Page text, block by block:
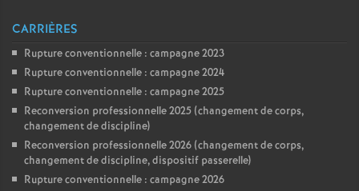
CARRIÈRES
Rupture conventionnelle : campagne 2023
Rupture conventionnelle : campagne 2024
Rupture conventionnelle : campagne 2025
Reconversion professionnelle 2025 (changement de corps,
changement de discipline)
Reconversion professionnelle 2026 (changement de corps,
changement de discipline, dispositif passerelle)
Rupture conventionnelle : campagne 2026